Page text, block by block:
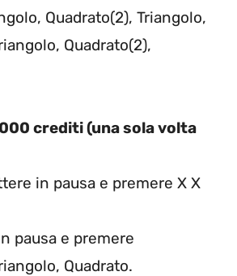
Quadrato(2), Triangolo,
Quadrato(2),
crediti (una sola volta
in pausa e premere X X
pausa e premere
Quadrato.